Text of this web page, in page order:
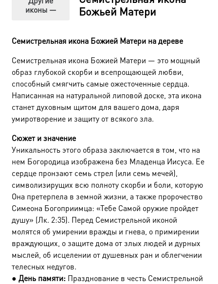
иконы —
Божьей Матери
Семистрельная икона Божией Матери на дереве
Семистрельная икона Божией Матери — это мощный
образ глубокой скорби и всепрощающей любви,
способный смягчить самые ожесточенные сердца.
Написанная на натуральной липовой доске, эта икона
станет духовным щитом для вашего дома, даря
умиротворение и защиту от всякого зла.
Сюжет и значение
Уникальность этого образа заключается в том, что на
нем Богородица изображена без Младенца Иисуса. Ее
сердце пронзают семь стрел (или семь мечей),
символизирущих всю полноту скорби и боли, которую
Она претерпела в земной жизни, а также пророчество
Симеона Богоприимца: «Тебе Самой оружие пройдет
душу» (Лк. 2:35). Перед Семистрельной иконой
молятся об умирении вражды и гнева, о примирении
враждующих, о защите дома от злых людей и дурных
мыслей, об исцелении от душевных ран и облегчении
телесных недугов.
● День памяти: Празднование в честь Семистрельной